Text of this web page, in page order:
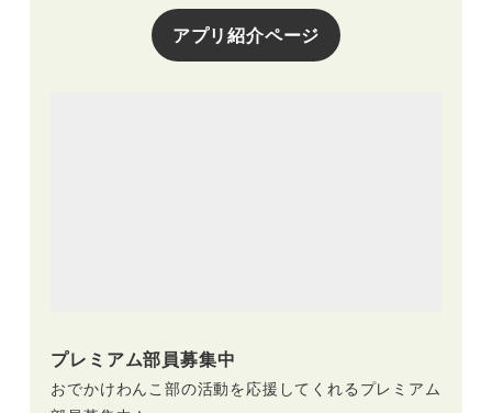
アプリ紹介ページ
プレミアム部員募集中
おでかけわんこ部の活動を応援してくれるプレミアム